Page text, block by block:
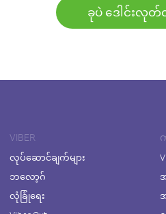
ခုပဲ ဒေါင်းလု
VIBER
လုပ်ဆောင်ချက်များ
ဘလော့ဂ်
လုံခြုံရေး